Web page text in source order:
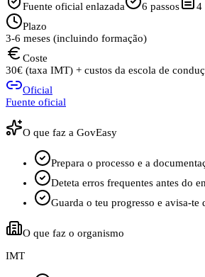
Fuente oficial enlazada
6 passos 4
Plazo
3-6 meses (incluindo formação)
Coste
30€ (taxa IMT) + custos da escola de
Oficial
Fuente oficial
O que faz a GovEasy
Prepara o processo e a
Deteta erros frequentes antes do
Guarda o teu progresso e avisa-te
O que faz o organismo
IMT